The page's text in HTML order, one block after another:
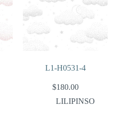
L1-H0531-4
$180.00
LILIPINSO